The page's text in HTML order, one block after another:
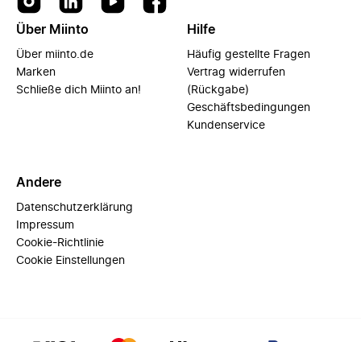
Über Miinto
Über miinto.de
Marken
Schließe dich Miinto an!
Hilfe
Häufig gestellte Fragen
Vertrag widerrufen
(Rückgabe)
Geschäftsbedingungen
Kundenservice
Andere
Datenschutzerklärung
Impressum
Cookie-Richtlinie
Cookie Einstellungen